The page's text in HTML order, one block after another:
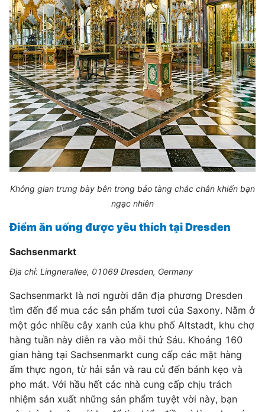
Không gian trưng bày bên trong bảo tàng chắc chắn khiến bạn
ngạc nhiên
Điểm ăn uống được yêu thích tại Dresden
Sachsenmarkt
Địa chỉ: Lingnerallee, 01069 Dresden, Germany
Sachsenmarkt là nơi người dân địa phương Dresden
tìm đến để mua các sản phẩm tươi của Saxony. Nằm ở
một góc nhiều cây xanh của khu phố Altstadt, khu chợ
hàng tuần này diễn ra vào mỗi thứ Sáu. Khoảng 160
gian hàng tại Sachsenmarkt cung cấp các mặt hàng
ẩm thực ngon, từ hải sản và rau củ đến bánh kẹo và
pho mát. Với hầu hết các nhà cung cấp chịu trách
nhiệm sản xuất những sản phẩm tuyệt vời này, bạn